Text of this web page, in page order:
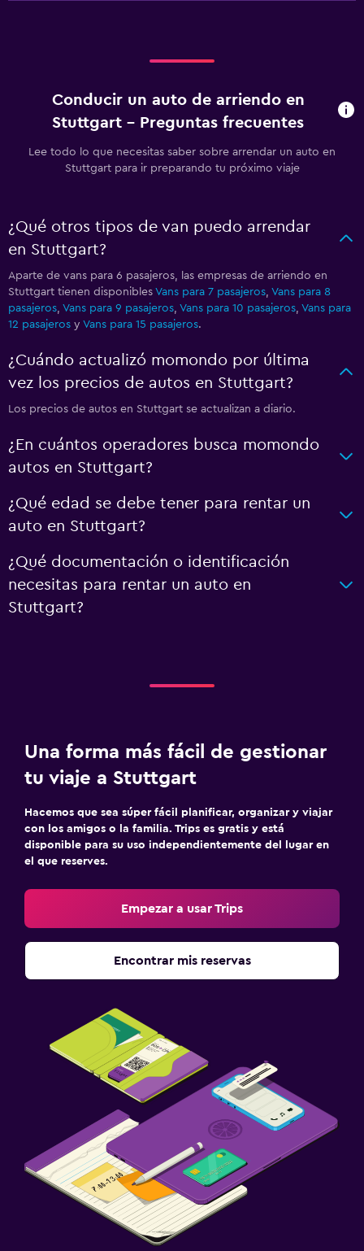
Conducir un auto de arriendo en
Stuttgart - Preguntas frecuentes
Lee todo lo que necesitas saber sobre arrendar un auto en
Stuttgart para ir preparando tu próximo viaje
¿Qué otros tipos de van puedo arrendar
en Stuttgart?
Aparte de vans para 6 pasajeros, las empresas de arriendo en
Stuttgart tienen disponibles Vans para 7 pasajeros, Vans para 8
pasajeros, Vans para 9 pasajeros, Vans para 10 pasajeros, Vans para
12 pasajeros y Vans para 15 pasajeros.
¿Cuándo actualizó momondo por última
vez los precios de autos en Stuttgart?
Los precios de autos en Stuttgart se actualizan a diario.
¿En cuántos operadores busca momondo
autos en Stuttgart?
¿Qué edad se debe tener para rentar un
auto en Stuttgart?
¿Qué documentación o identificación
necesitas para rentar un auto en
Stuttgart?
Una forma más fácil de gestionar
tu viaje a Stuttgart
Hacemos que sea súper fácil planificar, organizar y viajar
con los amigos o la familia. Trips es gratis y está
disponible para su uso independientemente del lugar en
el que reserves.
Empezar a usar Trips
Encontrar mis reservas